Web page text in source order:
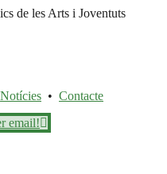
de les Arts i Joventuts
Notícies • Contacte
email!